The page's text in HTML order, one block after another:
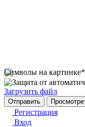
Символы на картинке*
Загрузить файл
Регистрация
Вход